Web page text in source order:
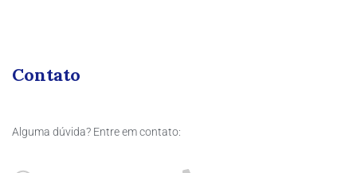
Contato
Alguma dúvida? Entre em contato: